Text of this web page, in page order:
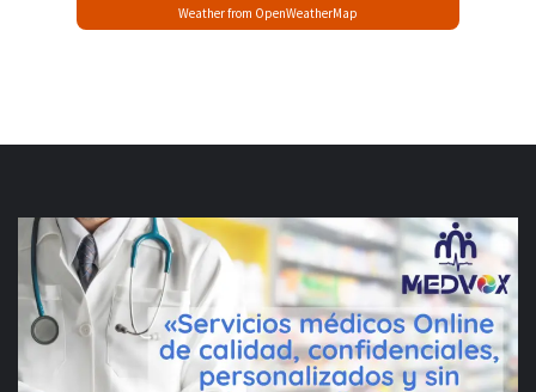
Weather from OpenWeatherMap